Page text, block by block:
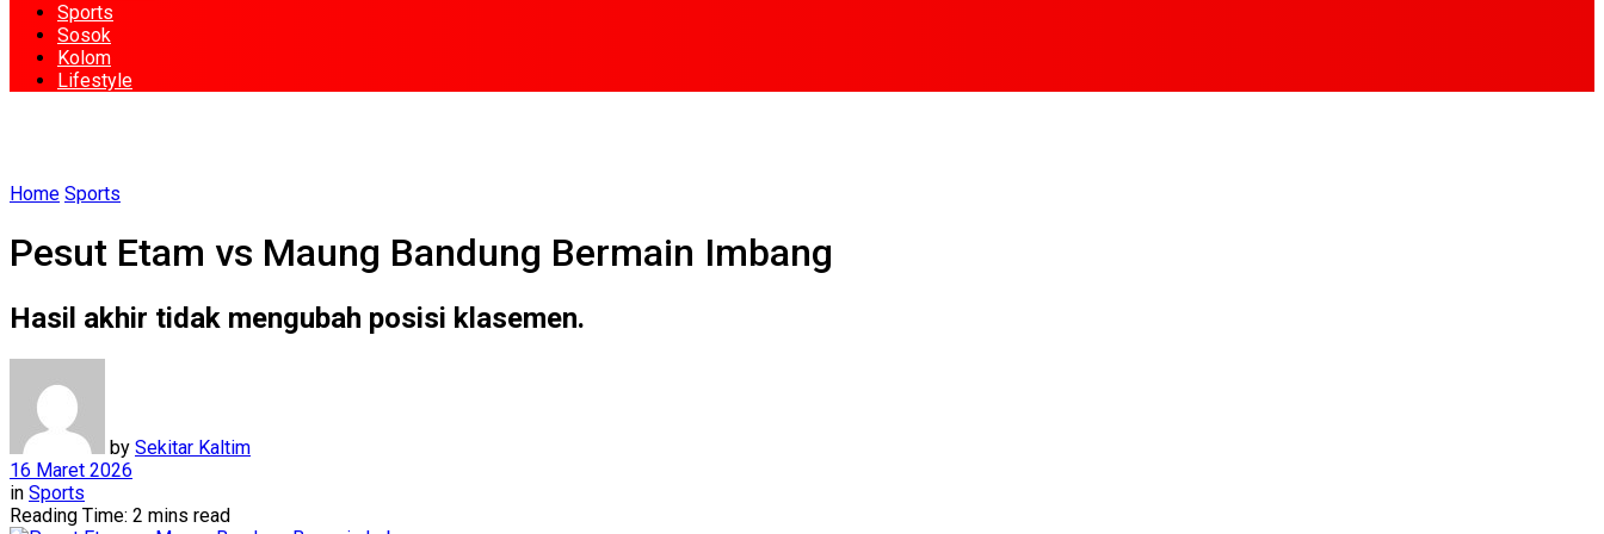
Sports
Sosok
Kolom
Lifestyle
Home Sports
Pesut Etam vs Maung Bandung Bermain Imbang
Hasil akhir tidak mengubah posisi klasemen.
by Sekitar Kaltim
16 Maret 2026
in Sports
Reading Time: 2 mins read